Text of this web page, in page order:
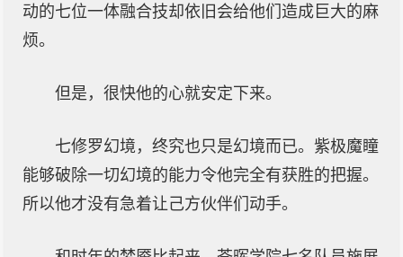
动的七位一体融合技却依旧会给他们造成巨大的麻
烦。
但是，很快他的心就安定下来。
七修罗幻境，终究也只是幻境而已。紫极魔瞳
能够破除一切幻境的能力令他完全有获胜的把握。
所以他才没有急着让己方伙伴们动手。